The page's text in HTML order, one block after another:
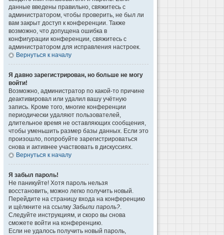
данные введены правильно, свяжитесь с
администратором, чтобы проверить, не был ли
вам закрыт доступ к конференции. Также
возможно, что допущена ошибка в
конфигурации конференции, свяжитесь с
администратором для исправления настроек.
Вернуться к началу
Я давно зарегистрирован, но больше не могу
войти!
Возможно, администратор по какой-то причине
деактивировал или удалил вашу учётную
запись. Кроме того, многие конференции
периодически удаляют пользователей,
длительное время не оставляющих сообщения,
чтобы уменьшить размер базы данных. Если это
произошло, попробуйте зарегистрироваться
снова и активнее участвовать в дискуссиях.
Вернуться к началу
Я забыл пароль!
Не паникуйте! Хотя пароль нельзя
восстановить, можно легко получить новый.
Перейдите на страницу входа на конференцию
и щёлкните на ссылку Забыли пароль?.
Следуйте инструкциям, и скоро вы снова
сможете войти на конференцию.
Если не удалось получить новый пароль,